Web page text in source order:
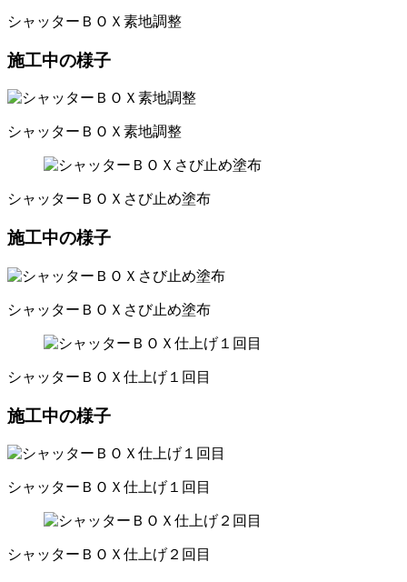
シャッターＢＯＸ素地調整
施工中の様子
シャッターＢＯＸ素地調整
シャッターＢＯＸさび止め塗布
施工中の様子
シャッターＢＯＸさび止め塗布
シャッターＢＯＸ仕上げ１回目
施工中の様子
シャッターＢＯＸ仕上げ１回目
シャッターＢＯＸ仕上げ２回目